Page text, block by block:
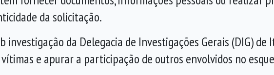
da solicitação.
investigação da Delegacia de Investigações Gerais (DIG)
e apurar a participação de outros envolvidos no